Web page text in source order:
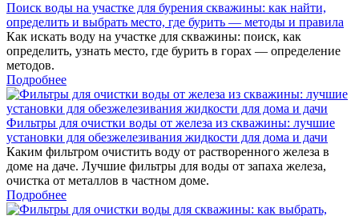
Поиск воды на участке для бурения скважины: как найти,
определить и выбрать место, где бурить — методы и правила
Как искать воду на участке для скважины: поиск, как
определить, узнать место, где бурить в горах — определение
методов.
Подробнее
Фильтры для очистки воды от железа из скважины: лучшие
установки для обезжелезивания жидкости для дома и дачи
Каким фильтром очистить воду от растворенного железа в
доме на даче. Лучшие фильтры для воды от запаха железа,
очистка от металлов в частном доме.
Подробнее